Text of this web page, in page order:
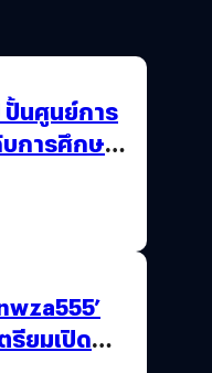
ปั้นศูนย์การ
บการศึกษา
รียมเปิด